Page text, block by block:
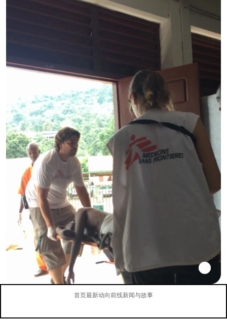
首页最新动向前线新闻与故事